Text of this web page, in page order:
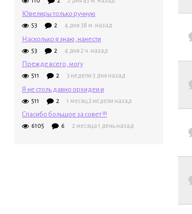
Ювелиры только ручную
53 2 4 дня 38 м. назад
Насколько я знаю, нанести
53 2 4 дня 2 ч. назад
Прежде всего, могу
511 2 3 недели 3 дня назад
Я не столь давно орхидеи и
511 2 1 месяц 2 недели назад
Спасибо большое за совет !!!
6105 6 2 месяца 1 день назад